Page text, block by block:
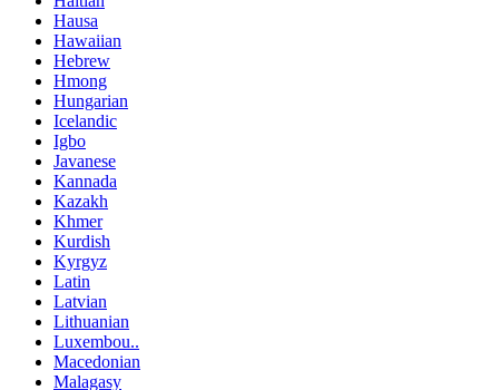
Hausa
Hawaiian
Hebrew
Hmong
Hungarian
Icelandic
Igbo
Javanese
Kannada
Kazakh
Khmer
Kurdish
Kyrgyz
Latin
Latvian
Lithuanian
Luxembou..
Macedonian
Malagasy